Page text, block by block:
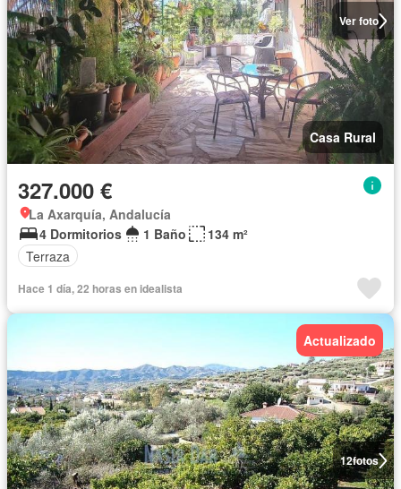
Ver foto
Casa Rural
327.000 €
La Axarquía, Andalucía
4 Dormitorios
1 Baño
134 m²
Terraza
Hace 1 día, 22 horas en idealista
12fotos
Actualizado